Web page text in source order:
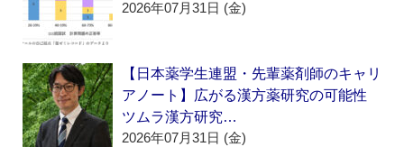
2026年07月31日 (金)
【日本薬学生連盟・先輩薬剤師のキャリ
アノート】広がる漢方薬研究の可能性
ツムラ漢方研究…
2026年07月31日 (金)